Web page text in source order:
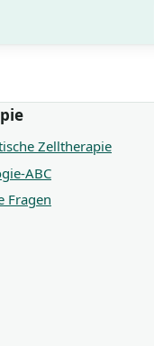
Zelltherapie
ABC
Fragen